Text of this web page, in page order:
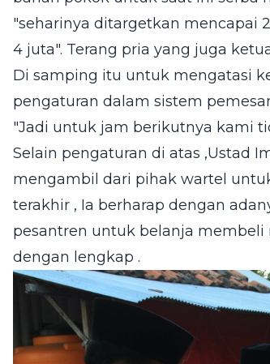
"seharinya ditargetkan mencapai
4 juta". Terang pria yang juga
Di samping itu untuk mengatasi
pengaturan dalam sistem
"Jadi untuk jam berikutnya kami
Selain pengaturan di atas ,Ustad
mengambil dari pihak wartel
terakhir , Ia berharap dengan
pesantren untuk belanja membeli
dengan lengkap .